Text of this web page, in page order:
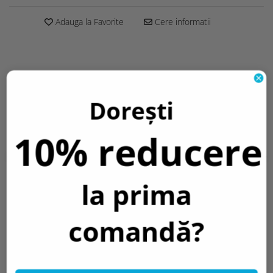
Adauga la Favorite Cere informatii
3800156665156
Dimensiuni produs::
Garantie:: 2 Ani
Greutate::
7 gr.
PRODUSE SIMILARE
Dorești
10% reducere
la prima
comandă?